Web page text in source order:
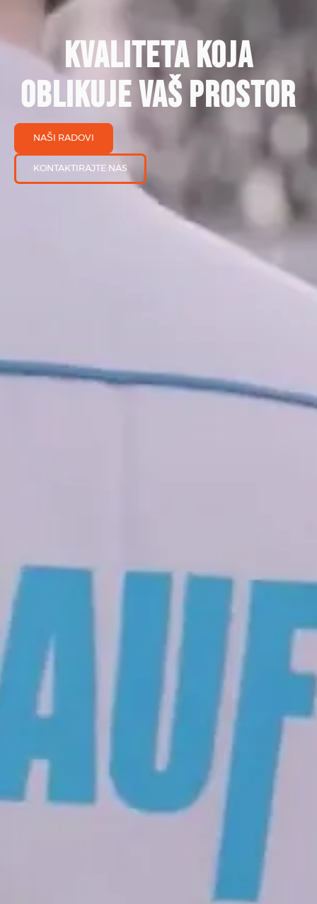
KVALITETA KOJA
OBLIKUJE VAŠ PROSTOR
NAŠI RADOVI
KONTAKTIRAJTE NAS